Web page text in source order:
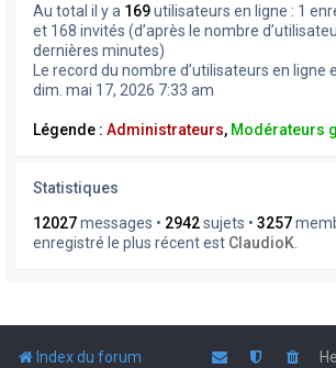
Au total il y a 169utilisateurs en ligne : 1
et 168 invités (d’après le nombre
dernières minutes)
Le record du nombre d’utilisateurs en ligne
dim. mai 17, 2026 7:33 am
Légende : Administrateurs, Modérateurs
Statistiques
12027messages • 2942sujets • 3257
enregistré le plus récent est ClaudioK
Index du forum